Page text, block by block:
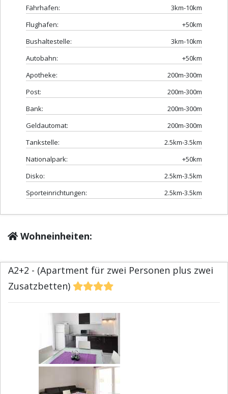
Fährhafen:
3km-10km
Flughafen:
+50km
Bushaltestelle:
3km-10km
Autobahn:
+50km
Apotheke:
200m-300m
Post:
200m-300m
Bank:
200m-300m
Geldautomat:
200m-300m
Tankstelle:
2.5km-3.5km
Nationalpark:
+50km
Disko:
2.5km-3.5km
Sporteinrichtungen:
2.5km-3.5km
Wohneinheiten:
A2+2 - (Apartment für zwei Personen plus zwei
Zusatzbetten)